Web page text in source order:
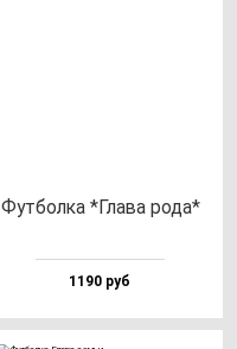
Фут­бол­ка *Гла­ва ро­да*
1190 руб